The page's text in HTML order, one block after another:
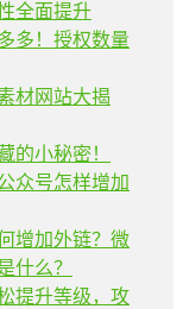
全面提升
多！授权数量
材网站大揭
的小秘密！
众号怎样增加
增加外链？微
什么？
提升等级，攻